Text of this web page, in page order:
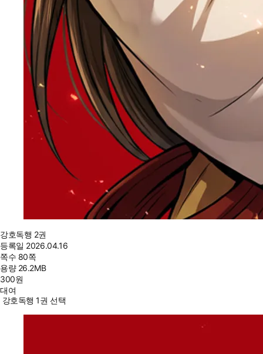
강호독행 2권
등록일 2026.04.16
쪽수 80쪽
용량 26.2MB
300원
대여
강호독행 1권 선택